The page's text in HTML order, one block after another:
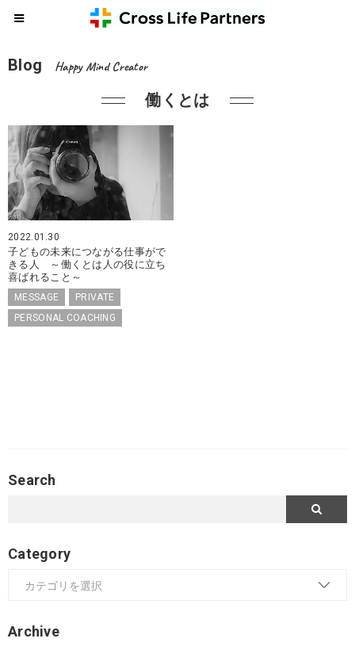
Blog Happy Mind Creator
働くとは
2022.01.30
子どもの未来につながる仕事がで
きる人 ～働くとは人の役に立ち
喜ばれること～
MESSAGE
PRIVATE
PERSONAL COACHING
Search
Category
Archive